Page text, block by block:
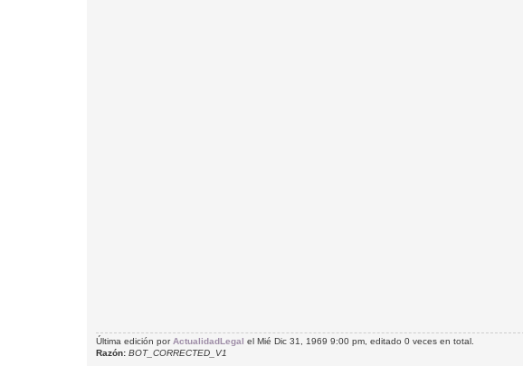
Última edición por ActualidadLegal el Mié Dic 31, 1969 9:00 pm, editado 0 veces en total.
Razón: BOT_CORRECTED_V1